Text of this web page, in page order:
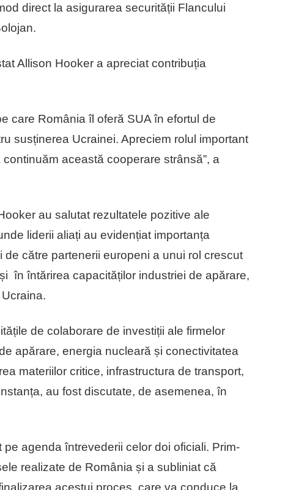
direct la asigurarea securității Flancului
Allison Hooker a apreciat contribuția
care România îl oferă SUA în efortul de
susținerea Ucrainei. Apreciem rolul important
această cooperare strânsă”, a
au salutat rezultatele pozitive ale
liderii aliați au evidențiat importanța
către partenerii europeni a unui rol crescut
în întărirea capacităților industriei de apărare,
de colaborare de investiții ale firmelor
apărare, energia nucleară și conectivitatea
materiilor critice, infrastructura de transport,
au fost discutate, de asemenea, în
agenda întrevederii celor doi oficiali. Prim-
realizate de România și a subliniat că
acestui proces, care va conduce la